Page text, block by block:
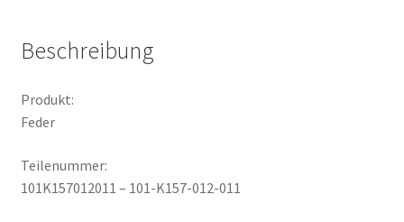
Beschreibung
Produkt:
Feder
Teilenummer:
101K157012011 – 101-K157-012-011